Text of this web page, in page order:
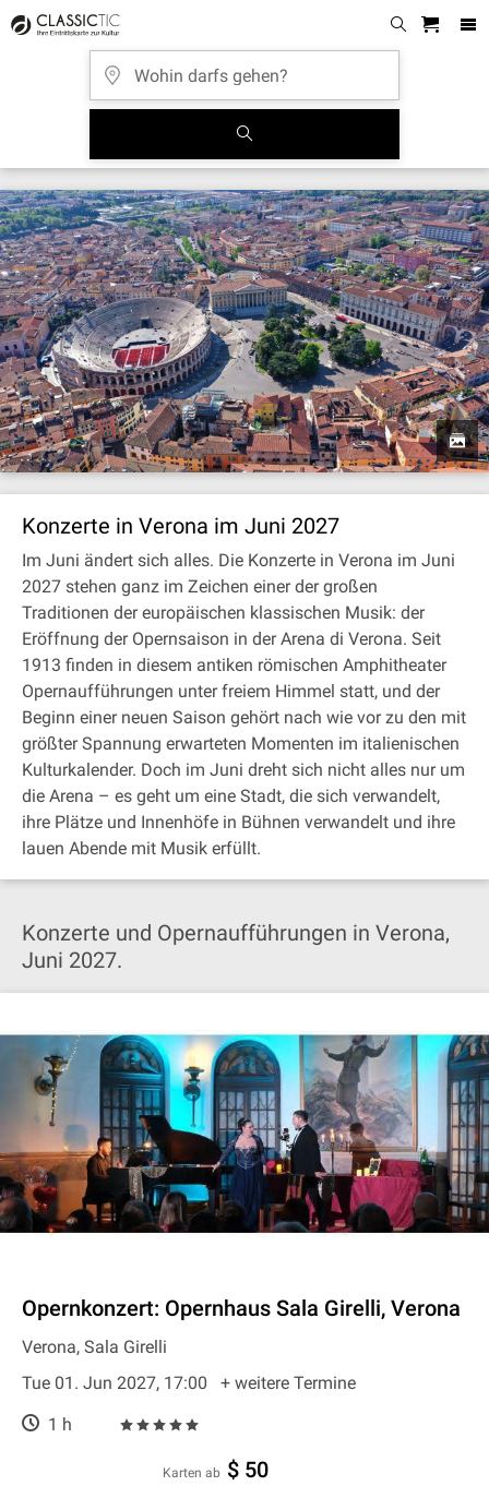
Konzerte in Verona im Juni 2027
Im Juni ändert sich alles. Die Konzerte in Verona im Juni
2027 stehen ganz im Zeichen einer der großen
Traditionen der europäischen klassischen Musik: der
Eröffnung der Opernsaison in der Arena di Verona. Seit
1913 finden in diesem antiken römischen Amphitheater
Opernaufführungen unter freiem Himmel statt, und der
Beginn einer neuen Saison gehört nach wie vor zu den mit
größter Spannung erwarteten Momenten im italienischen
Kulturkalender. Doch im Juni dreht sich nicht alles nur um
die Arena – es geht um eine Stadt, die sich verwandelt,
ihre Plätze und Innenhöfe in Bühnen verwandelt und ihre
lauen Abende mit Musik erfüllt.
Konzerte und Opernaufführungen in Verona,
Juni 2027.
Opernkonzert: Opernhaus Sala Girelli, Verona
Verona, Sala Girelli
Tue 01. Jun 2027, 17:00
+ weitere Termine
1 h
Karten ab $ 50